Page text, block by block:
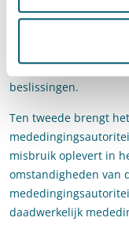
kunnen wijzigen.
verband bestaat,
de distributeurs die
beslissingen.
Ten tweede brengt
misbruik oplevert in
omstandigheden van
daadwerkelijk